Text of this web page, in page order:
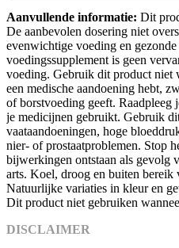
Aanvullende informatie: Dit
De aanbevolen dosering niet
evenwichtige voeding en
voedingssupplement is geen
voeding. Gebruik dit product niet
een medische aandoening hebt,
of borstvoeding geeft. Raadpleeg
je medicijnen gebruikt. Gebruik
vaataandoeningen, hoge
nier- of prostaatproblemen. Stop
bijwerkingen ontstaan als gevolg
arts. Koel, droog en buiten bereik
Natuurlijke variaties in kleur en
Dit product niet gebruiken
DISCLAIMER